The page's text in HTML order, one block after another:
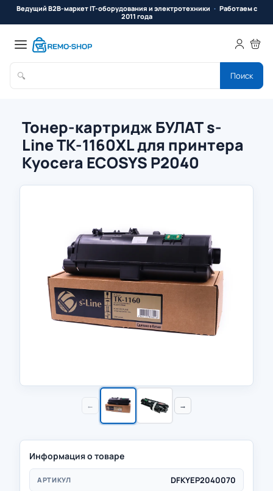
Ведущий B2B-маркет IT-оборудования и электротехники
Работаем с
2011 года
🔍 Поиск
Тонер-картридж БУЛАТ s-
Line TK-1160XL для принтера
Kyocera ECOSYS P2040
← →
Информация о товаре
АРТИКУЛ DFKYEP2040070